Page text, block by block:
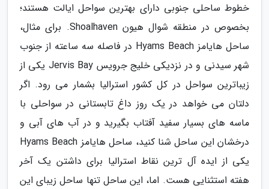
خطوط ساحلی جنوبی دارای بهترین سواحل ایالت هستند؛
بخصوص در منطقه شوال هیون Shoalhaven. برای مثال،
ساحل هایامز Hyams Beach در فاصله سه ساعته از جنوب
شهر سیدنی و در نزدیکی خلیج جرویس Jervis Bay یکی از
زیباترین سواحل در کل کشور استرالیا بشمار می رود. اگر
دلتان می خواهد در یک روز داغ تابستانی در سواحلی با
ماسه های بسیار سفید آفتاب بگیرید و در آب های آبی و
درخشان این ساحل شنا کنید، ساحل هایامز Hyams Beach
یکی از ایده آل ترین نقاط استرالیا برای داشتن یک آخر
هفته استثنایی هست. اما، این ساحل تنها ساحل زیبای این